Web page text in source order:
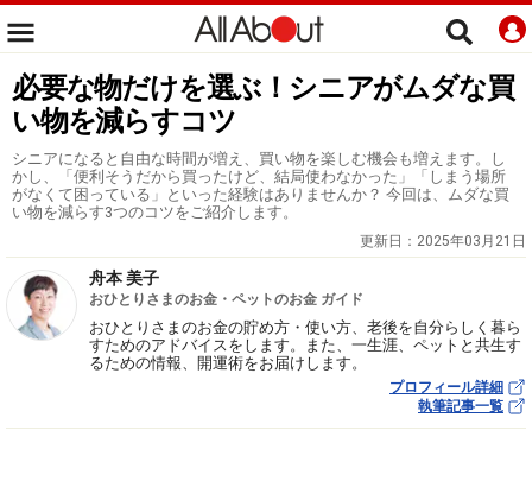
必要な物だけを選ぶ！シニアがムダな買
い物を減らすコツ
シニアになると自由な時間が増え、買い物を楽しむ機会も増えます。し
かし、「便利そうだから買ったけど、結局使わなかった」「しまう場所
がなくて困っている」といった経験はありませんか？ 今回は、ムダな買
い物を減らす3つのコツをご紹介します。
更新日： 2025年03月21日
舟本 美子
おひとりさまのお金・ペットのお金 ガイド
おひとりさまのお金の貯め方・使い方、老後を自分らしく暮ら
すためのアドバイスをします。また、一生涯、ペットと共生す
るための情報、開運術をお届けします。
プロフィール詳細
執筆記事一覧